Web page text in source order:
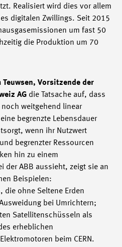
Realisiert wird dies vor allem
digitalen Zwillings. Seit 2015
um fast 50
die Produktion um 70
Teuwsen, Vorsitzende der
AG die Tatsache auf, dass
weitgehend linear
begrenzte Lebensdauer
wenn ihr Nutzwert
begrenzter Ressourcen
hin zu einem
der ABB aussieht, zeigt sie an
Beispielen:
die ohne Seltene Erden
bei Umrichtern;
Satellitenschüsseln als
erheblichen
beim CERN.